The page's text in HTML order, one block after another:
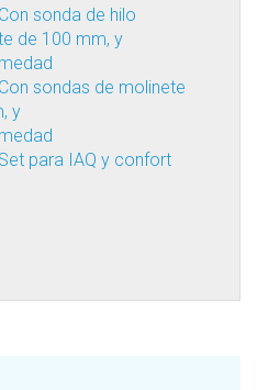
sonda de hilo
de 100 mm, y
sondas de molinete
y
para IAQ y confort